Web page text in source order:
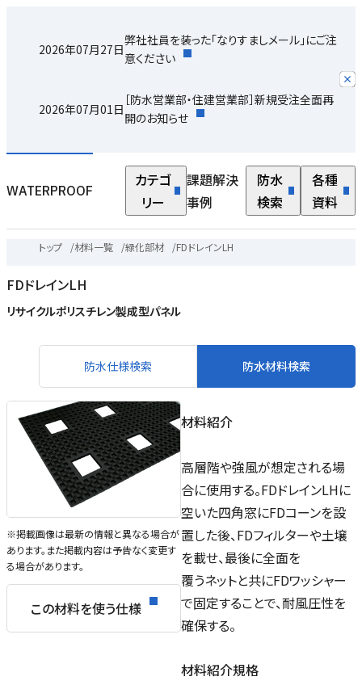
2026年07月27日
弊社社員を装った「なりすましメール」にご注
意ください
2026年07月01日
［防水営業部・住建営業部］新規受注全面再
開のお知らせ
WATERPROOF
カテゴ
リー
課題解決
事例
防水
検索
各種
資料
トップ /材料一覧 /緑化部材 /FDドレインLH
FDドレインLH
リサイクルポリスチレン製成型パネル
防水仕様検索 防水材料検索
※掲載画像は最新の情報と異なる場合が
あります。また掲載内容は予告なく変更す
る場合があります。
この材料を使う仕様
材料紹介
高層階や強風が想定される場
合に使用する。FDドレインLHに
空いた四角窓にFDコーンを設
置した後、FDフィルターや土壌
を載せ、最後に全面を
覆うネットと共にFDワッシャー
で固定することで、耐風圧性を
確保する。
材料紹介規格